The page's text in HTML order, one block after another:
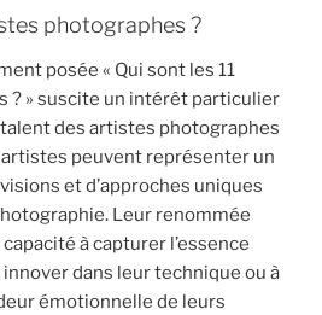
photographes ?
posée « Qui sont les 11
? » suscite un intérêt particulier
des artistes photographes
peuvent représenter un
et d’approches uniques
Leur renommée
à capturer l’essence
dans leur technique ou à
émotionnelle de leurs